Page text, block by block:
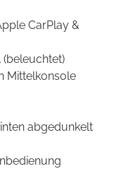
CarPlay &
(beleuchtet)
Mittelkonsole
abgedunkelt